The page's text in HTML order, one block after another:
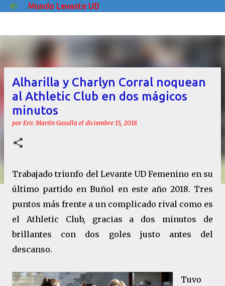
Ir al contenido principal
Mundo Levante UD
Alharilla y Charlyn Corral noquean
al Athletic Club en dos mágicos
minutos
por Eric Martín Gasulla el diciembre 15, 2018
Trabajado triunfo del Levante UD Femenino en su
último partido en Buñol en este año 2018. Tres
puntos más frente a un complicado rival como es
el Athletic Club, gracias a dos minutos de
brillantes con dos goles justo antes del
descanso.
Tuvo